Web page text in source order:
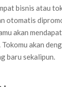
bisnis atau
otomatis
akan
akan
baru sekalipun.